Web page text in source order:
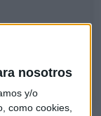
nosotros
y/o
como cookies,
por
2008. Lo explica